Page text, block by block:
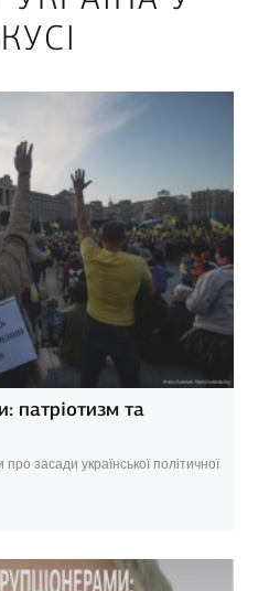
патріотизм та
про засади української політичної